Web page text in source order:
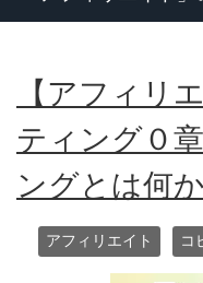
【アフィリ
ティング０
ングとは何
アフィリエイト コ